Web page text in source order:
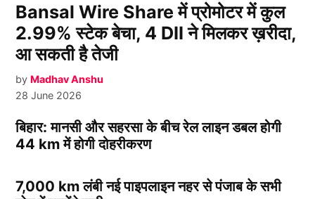
Bansal Wire Share में प्रोमोटर में कुल
2.99% स्टेक बेचा, 4 DII ने मिलकर ख़रीदा,
आ सकती है तेजी
by Madhav Anshu
28 June 2026
बिहार: मानसी और सहरसा के बीच रेल लाइन डबल होगी
44 km में होगी दोहरीकरण
7,000 km लंबी नई पाइपलाइन नहर से पंजाब के सभी